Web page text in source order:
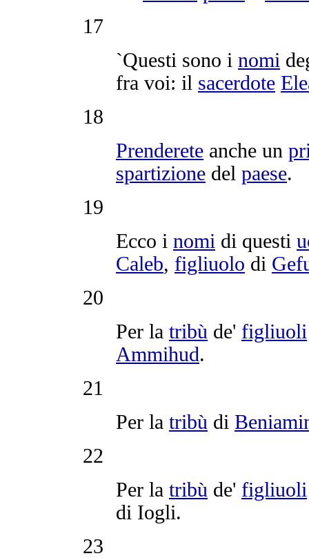
17
`Questi sono i nomi
fra voi: il sacerdote
18
Prenderete anche un
spartizione del paese.
19
Ecco i nomi di questi
Caleb, figliuolo di
20
Per la tribù de' figliuoli
Ammihud.
21
Per la tribù di
22
Per la tribù de' figliuoli
di Iogli.
23